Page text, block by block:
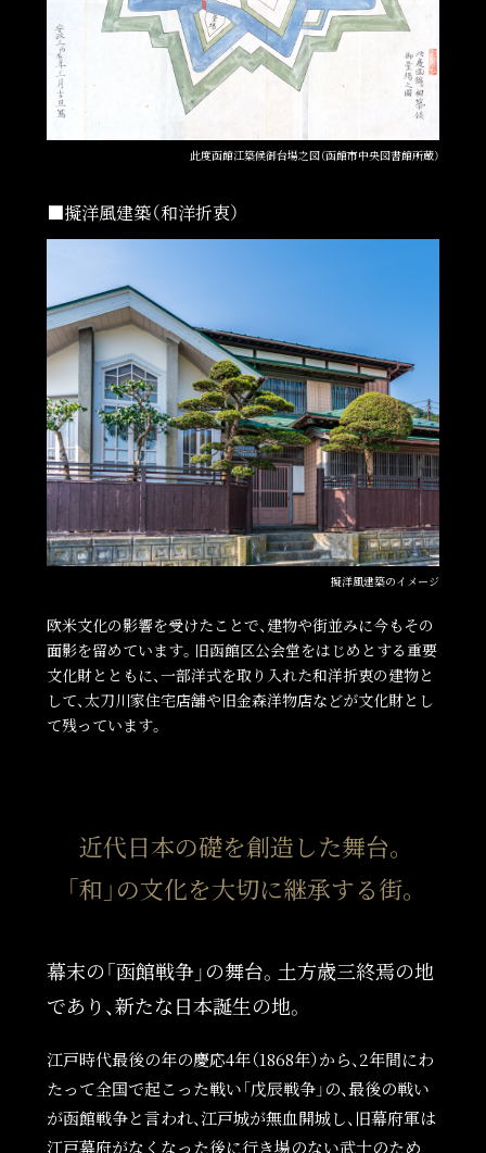
此度函館江築候御台場之図（函館市中央図書館所蔵）
■擬洋風建築（和洋折衷）
擬洋風建築のイメージ
欧米文化の影響を受けたことで、建物や街並みに今もその
面影を留めています。旧函館区公会堂をはじめとする重要
文化財とともに、一部洋式を取り入れた和洋折衷の建物と
して、太刀川家住宅店舗や旧金森洋物店などが文化財とし
て残っています。
近代日本の礎を創造した舞台。
「和」の文化を大切に継承する街。
幕末の「函館戦争」の舞台。土方歳三終焉の地
であり、新たな日本誕生の地。
江戸時代最後の年の慶応4年（1868年）から、2年間にわ
たって全国で起こった戦い「戊辰戦争」の、最後の戦い
が函館戦争と言われ、江戸城が無血開城し、旧幕府軍は
江戸幕府がなくなった後に行き場のない武士のため